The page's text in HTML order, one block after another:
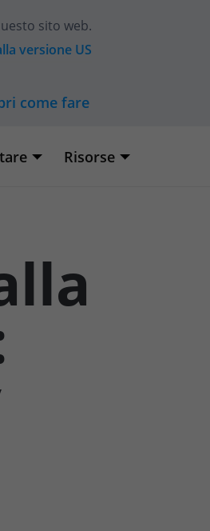
sito web.
versione US
come fare
Risorse